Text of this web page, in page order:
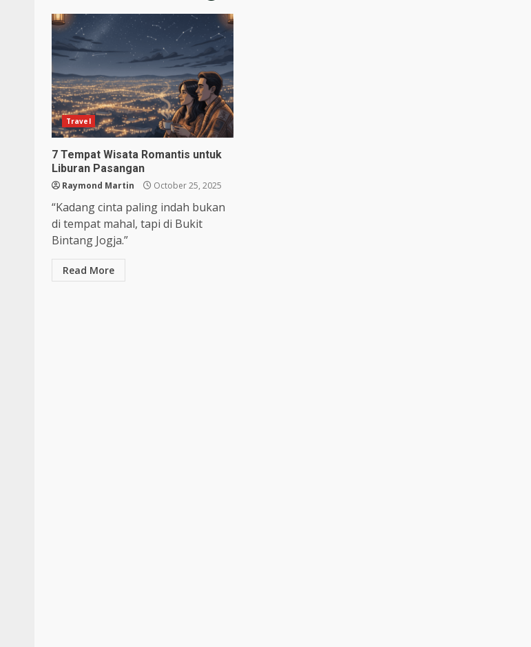
Travel
7 Tempat Wisata Romantis untuk
Liburan Pasangan
Raymond Martin October 25, 2025
“Kadang cinta paling indah bukan
di tempat mahal, tapi di Bukit
Bintang Jogja.”
Read More